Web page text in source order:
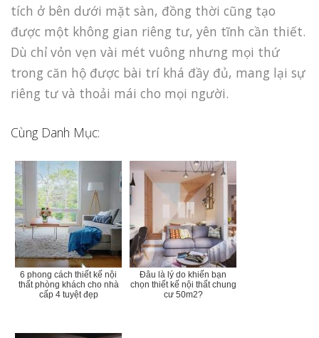
tích ở bên dưới mặt sàn, đồng thời cũng tạo
được một không gian riêng tư, yên tĩnh cần thiết.
Dù chỉ vỏn vẹn vài mét vuông nhưng mọi thứ
trong căn hộ được bài trí khá đầy đủ, mang lại sự
riêng tư và thoải mái cho mọi người.
Cùng Danh Mục:
6 phong cách thiết kế nội
thất phòng khách cho nhà
cấp 4 tuyệt đẹp
Đâu là lý do khiến bạn
chọn thiết kế nội thất chung
cư 50m2?